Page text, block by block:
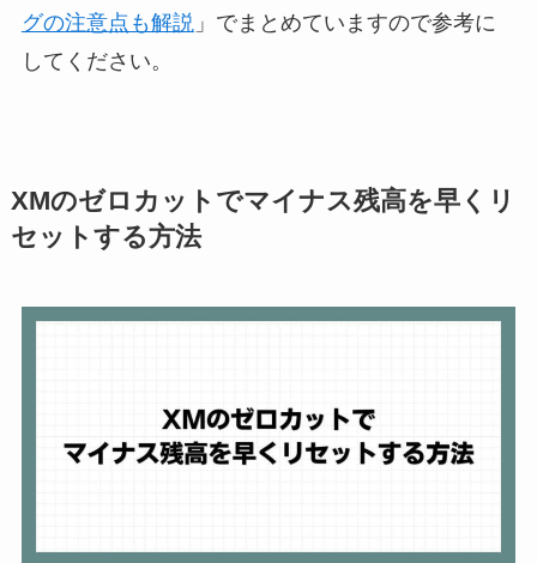
グの注意点も解説」でまとめていますので参考に
してください。
XMのゼロカットでマイナス残高を早くリ
セットする方法